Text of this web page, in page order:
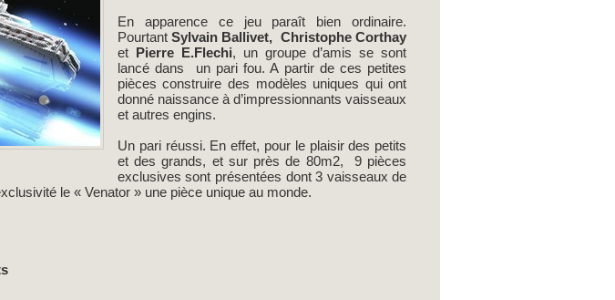
En apparence ce jeu paraît bien ordinaire.
PourtantSylvain Ballivet, Christophe Corthay
et Pierre E.Flechi, un groupe d’amis se sont
lancé dans un pari fou. A partir de ces petites
pièces construire des modèles uniques qui ont
donné naissance à d’impressionnants vaisseaux
et autres engins.
Un pari réussi. En effet, pour le plaisir des petits
et des grands, et sur près de 80m2, 9 pièces
exclusives sont présentées dont 3 vaisseaux de
le « Venator » une pièce unique au monde.